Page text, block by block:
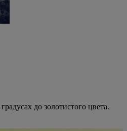
до золотистого цвета.